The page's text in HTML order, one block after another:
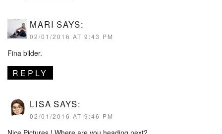
MARI SAYS:
02/01/2016 AT 9:43 PM
Fina bilder.
REPLY
LISA SAYS:
02/01/2016 AT 9:46 PM